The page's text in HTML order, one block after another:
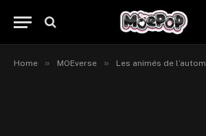
Home » MOEverse » Les animés de